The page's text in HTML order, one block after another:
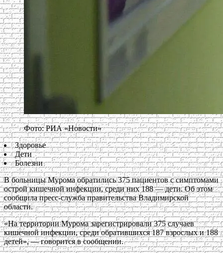
Фото: РИА «Новости»
Здоровье
Дети
Болезни
В больницы Мурома обратились 375 пациентов с симптомами
острой кишечной инфекции, среди них 188 — дети. Об этом
сообщила пресс-служба правительства Владимирской
области.
«На территории Мурома зарегистрировали 375 случаев
кишечной инфекции, среди обратившихся 187 взрослых и 188
детей», — говорится в сообщении.